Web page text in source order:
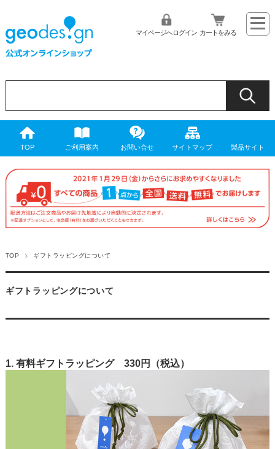
マイページへログイン カートをみる
TOP ご利用案内 お問い合せ サイトマップ 製品サイト
TOP ギフトラッピングについて
ギフトラッピングについて
1. 有料ギフトラッピング 330円（税込）